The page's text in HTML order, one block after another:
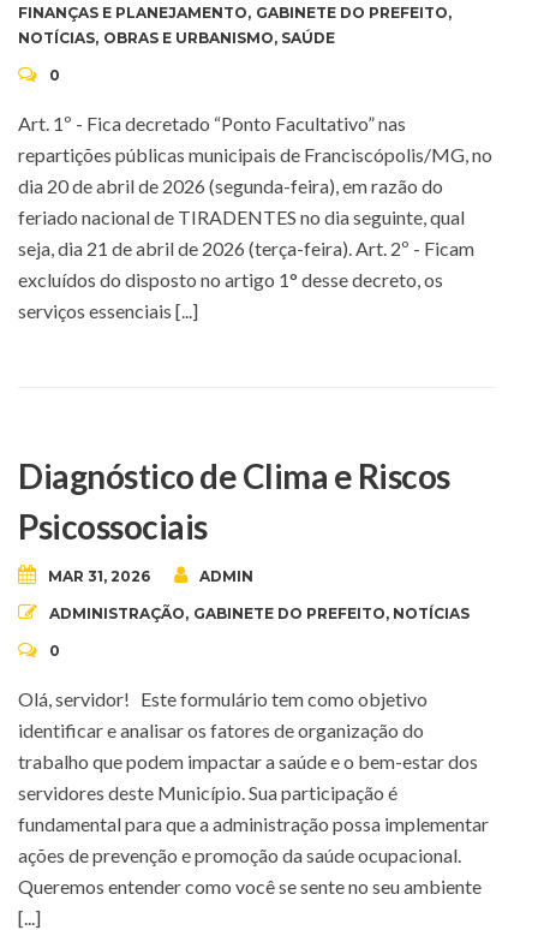
FINANÇAS E PLANEJAMENTO, GABINETE DO PREFEITO,
NOTÍCIAS, OBRAS E URBANISMO, SAÚDE
0
Art. 1º - Fica decretado “Ponto Facultativo” nas
repartições públicas municipais de Franciscópolis/MG, no
dia 20 de abril de 2026 (segunda-feira), em razão do
feriado nacional de TIRADENTES no dia seguinte, qual
seja, dia 21 de abril de 2026 (terça-feira). Art. 2º - Ficam
excluídos do disposto no artigo 1° desse decreto, os
serviços essenciais [...]
Diagnóstico de Clima e Riscos
Psicossociais
MAR 31, 2026 ADMIN
ADMINISTRAÇÃO, GABINETE DO PREFEITO, NOTÍCIAS
0
Olá, servidor! Este formulário tem como objetivo
identificar e analisar os fatores de organização do
trabalho que podem impactar a saúde e o bem-estar dos
servidores deste Município. Sua participação é
fundamental para que a administração possa implementar
ações de prevenção e promoção da saúde ocupacional.
Queremos entender como você se sente no seu ambiente
[...]